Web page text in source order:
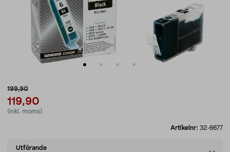
199,90
119,90
(inkl. moms)
Artikelnr: 32-6677
Select
Utförande